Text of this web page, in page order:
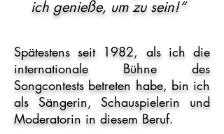
ich genieße, um zu sein!“
Spätestens seit 1982, als ich die
internationale Bühne des
Songcontests betreten habe, bin ich
als Sängerin, Schauspielerin und
Moderatorin in diesem Beruf.